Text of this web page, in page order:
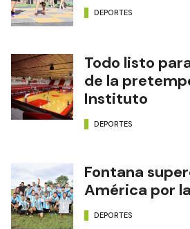
DEPORTES
Todo listo
de la
Instituto
DEPORTES
Fontana
América por
DEPORTES